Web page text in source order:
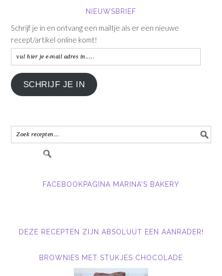
NIEUWSBRIEF
Schrijf je in en ontvang een mailtje als er een nieuwe
recept/artikel online komt!
vul
hier
je
e-
in.....
SCHRIJF JE IN
FACEBOOKPAGINA MARINA'S BAKERY
DEZE RECEPTEN ZIJN ABSOLUUT EEN AANRADER!
BROWNIES MET STUKJES CHOCOLADE